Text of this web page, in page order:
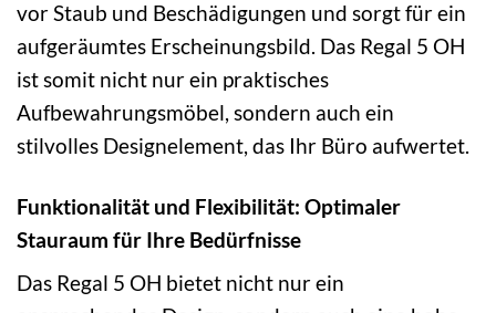
vor Staub und Beschädigungen und sorgt für ein
aufgeräumtes Erscheinungsbild. Das Regal 5 OH
ist somit nicht nur ein praktisches
Aufbewahrungsmöbel, sondern auch ein
stilvolles Designelement, das Ihr Büro aufwertet.
Funktionalität und Flexibilität: Optimaler
Stauraum für Ihre Bedürfnisse
Das Regal 5 OH bietet nicht nur ein